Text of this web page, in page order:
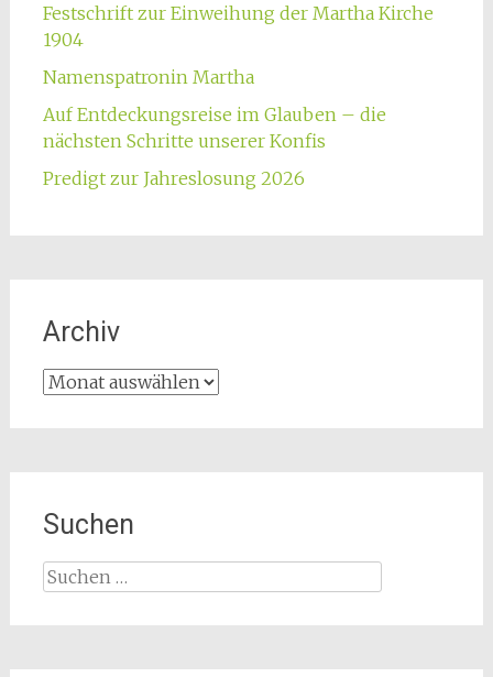
Festschrift zur Einweihung der Martha Kirche
1904
Namenspatronin Martha
Auf Entdeckungsreise im Glauben – die
nächsten Schritte unserer Konfis
Predigt zur Jahreslosung 2026
Archiv
Archiv
Suchen
Suchen
nach: